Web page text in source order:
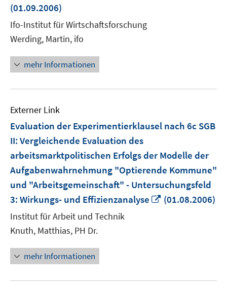
(01.09.2006)
Ifo-Institut für Wirtschaftsforschung
Werding, Martin, ifo
mehr Informationen
Externer Link
Evaluation der Experimentierklausel nach 6c SGB
II: Vergleichende Evaluation des
arbeitsmarktpolitischen Erfolgs der Modelle der
Aufgabenwahrnehmung "Optierende Kommune"
und "Arbeitsgemeinschaft" - Untersuchungsfeld
3: Wirkungs- und Effizienzanalyse
In
(01.08.2006)
Institut für Arbeit und Technik
Knuth, Matthias, PH Dr.
mehr Informationen